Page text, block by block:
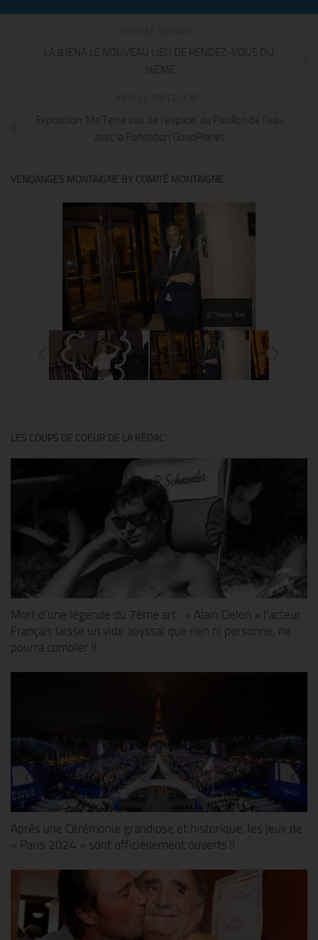
LA 8 IENA LE NOUVEAU LIEU DE RENDEZ-VOUS DU
16EME
Exposition ‘Ma Terre vue de l’espace’ au Pavillon de l’eau
avec la Fondation GoodPlanet
VENDANGES MONTAIGNE BY COMITÉ MONTAIGNE
@Thierry Ker
LES COUPS DE COEUR DE LA RÉDAC’
Mort d’une légende du 7ème art : « Alain Delon » l’acteur
Français laisse un vide abyssal que rien ni personne, ne
pourra combler !!
Après une Cérémonie grandiose et historique, les jeux de
« Paris 2024 » sont officiellement ouverts !!